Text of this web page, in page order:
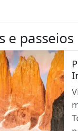
e passeios